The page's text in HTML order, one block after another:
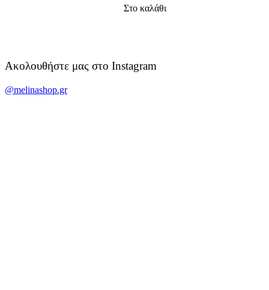
Στο καλάθι
Ακολουθήστε μας στο Instagram
@melinashop.gr